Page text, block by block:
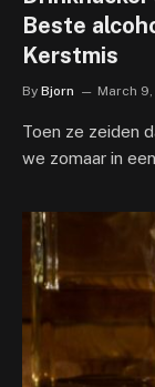
Beste
Kerstmis
By Bjorn March
Toen ze zeiden
we zomaar in